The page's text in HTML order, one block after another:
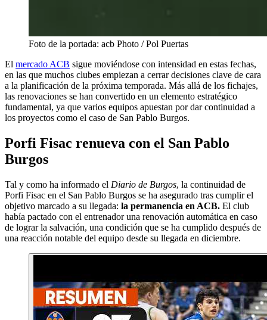
Foto de la portada: acb Photo / Pol Puertas
El mercado ACB sigue moviéndose con intensidad en estas fechas,
en las que muchos clubes empiezan a cerrar decisiones clave de cara
a la planificación de la próxima temporada. Más allá de los fichajes,
las renovaciones se han convertido en un elemento estratégico
fundamental, ya que varios equipos apuestan por dar continuidad a
los proyectos como el caso de San Pablo Burgos.
Porfi Fisac renueva con el San Pablo
Burgos
Tal y como ha informado el Diario de Burgos, la continuidad de
Porfi Fisac en el San Pablo Burgos se ha asegurado tras cumplir el
objetivo marcado a su llegada: la permanencia en ACB. El club
había pactado con el entrenador una renovación automática en caso
de lograr la salvación, una condición que se ha cumplido después de
una reacción notable del equipo desde su llegada en diciembre.